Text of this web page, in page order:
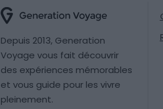
Depuis 2013, Generation
Voyage vous fait découvrir
des expériences mémorables
et vous guide pour les vivre
pleinement.